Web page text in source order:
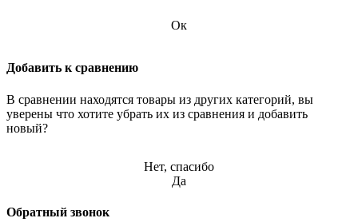
Ок
Добавить к сравнению
В сравнении находятся товары из других категорий, вы
уверены что хотите убрать их из сравнения и добавить
новый?
Нет, спасибо
Да
Обратный звонок